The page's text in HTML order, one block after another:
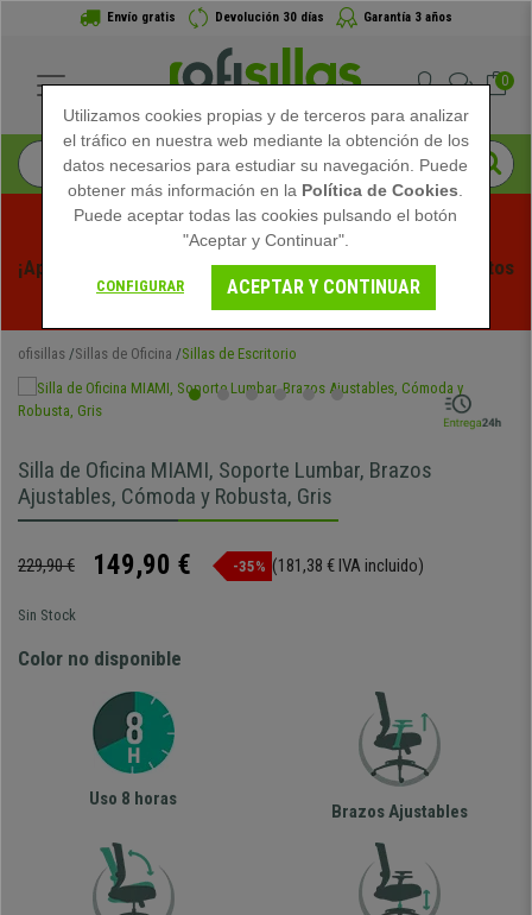
Envío gratis Devolución 30 días Garantía 3 años
0
¡Aprovecha las Rebajas de Verano en Ofisillas! Descuentos
Exclusivos por Tiempo Limitado - Ver Promo
ofisillas Sillas de Oficina Sillas de Escritorio
Silla de Oficina MIAMI, Soporte Lumbar, Brazos
Ajustables, Cómoda y Robusta, Gris
229,90 € 149,90 € -35% (181,38 € IVA incluido)
Sin Stock
Color no disponible
Uso 8 horas
Brazos Ajustables
Utilizamos cookies propias y de terceros para analizar
el tráfico en nuestra web mediante la obtención de los
datos necesarios para estudiar su navegación. Puede
obtener más información en la Política de Cookies
Puede aceptar todas las cookies pulsando el botón
"Aceptar y Continuar".
CONFIGURAR ACEPTAR Y CONTINUAR